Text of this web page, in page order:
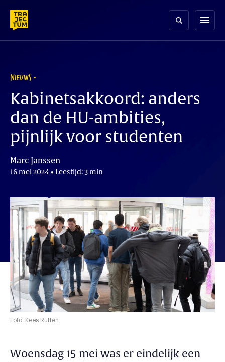
content
menu
NIEUWS
Kabinetsakkoord: anders
dan de HU-ambities,
pijnlijk voor studenten
Marc Janssen
16 mei 2024 • Leestijd: 3 min
Foto: Kees Rutten
Woensdag 15 mei was er eindelijk een